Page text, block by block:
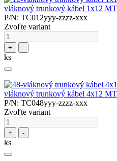
vláknový trunkový kábel 1x12
P/N: TC012yyy-zzzz-xxx
Zvoľte variant
+ -
ks
vláknový trunkový kábel 4x12
P/N: TC048yyy-zzzz-xxx
Zvoľte variant
+ -
ks